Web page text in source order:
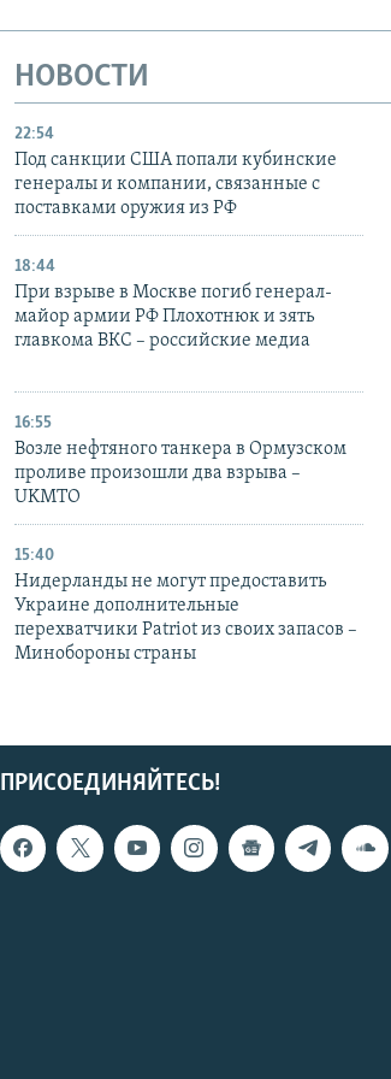
НОВОСТИ
22:54
Под санкции США попали кубинские
генералы и компании, связанные с
поставками оружия из РФ
18:44
При взрыве в Москве погиб генерал-
майор армии РФ Плохотнюк и зять
главкома ВКС – российские медиа
16:55
Возле нефтяного танкера в Ормузском
проливе произошли два взрыва –
UKMTO
15:40
Нидерланды не могут предоставить
Украине дополнительные
перехватчики Patriot из своих запасов –
Минобороны страны
ПРИСОЕДИНЯЙТЕСЬ!